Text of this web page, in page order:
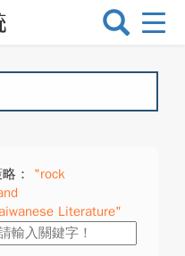
選
換
：
"rock
Literature"